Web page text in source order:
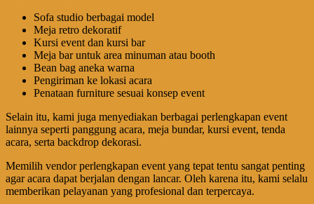
Sofa studio berbagai model
Meja retro dekoratif
Kursi event dan kursi bar
Meja bar untuk area minuman atau booth
Bean bag aneka warna
Pengiriman ke lokasi acara
Penataan furniture sesuai konsep event
Selain itu, kami juga menyediakan berbagai perlengkapan event
lainnya seperti panggung acara, meja bundar, kursi event, tenda
acara, serta backdrop dekorasi.
Memilih vendor perlengkapan event yang tepat tentu sangat penting
agar acara dapat berjalan dengan lancar. Oleh karena itu, kami selalu
memberikan pelayanan yang profesional dan terpercaya.